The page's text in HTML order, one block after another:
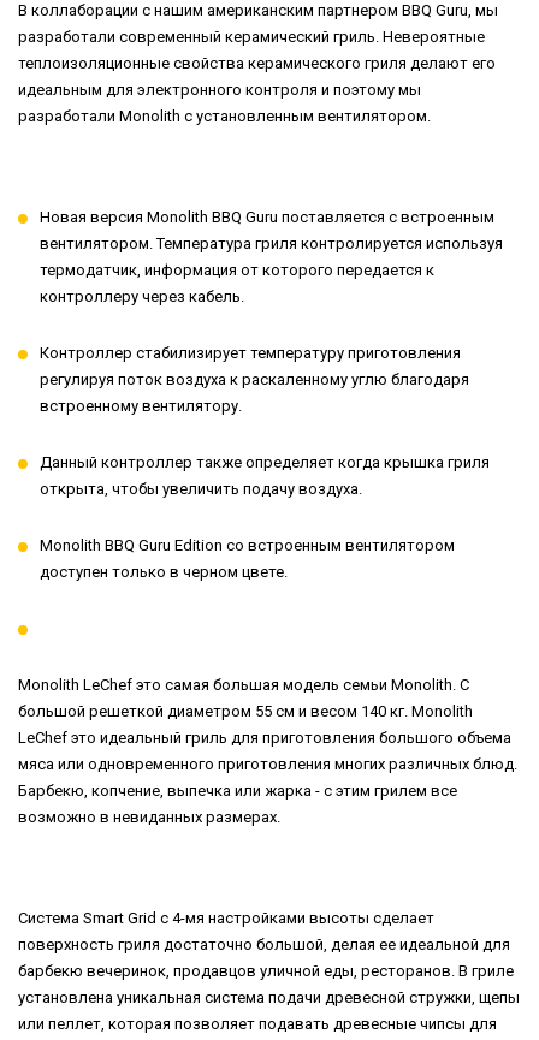
В коллаборации с нашим американским партнером BBQ Guru, мы
разработали современный керамический гриль. Невероятные
теплоизоляционные свойства керамического гриля делают его
идеальным для электронного контроля и поэтому мы
разработали Monolith с установленным вентилятором.
Новая версия Monolith BBQ Guru поставляется с встроенным
вентилятором. Температура гриля контролируется используя
термодатчик, информация от которого передается к
контроллеру через кабель.
Контроллер стабилизирует температуру приготовления
регулируя поток воздуха к раскаленному углю благодаря
встроенному вентилятору.
Данный контроллер также определяет когда крышка гриля
открыта, чтобы увеличить подачу воздуха.
Monolith BBQ Guru Edition со встроенным вентилятором
доступен только в черном цвете.
Monolith LeChef это самая большая модель семьи Monolith. С
большой решеткой диаметром 55 см и весом 140 кг. Monolith
LeChef это идеальный гриль для приготовления большого объема
мяса или одновременного приготовления многих различных блюд.
Барбекю, копчение, выпечка или жарка - с этим грилем все
возможно в невиданных размерах.
Система Smart Grid с 4-мя настройками высоты сделает
поверхность гриля достаточно большой, делая ее идеальной для
барбекю вечеринок, продавцов уличной еды, ресторанов. В гриле
установлена уникальная система подачи древесной стружки, щепы
или пеллет, которая позволяет подавать древесные чипсы для